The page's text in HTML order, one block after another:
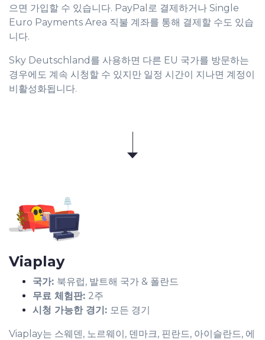
으면 가입할 수 있습니다. PayPal로 결제하거나 Single
Euro Payments Area 직불 계좌를 통해 결제할 수도 있습
니다.
Sky Deutschland를 사용하면 다른 EU 국가를 방문하는
경우에도 계속 시청할 수 있지만 일정 시간이 지나면 계정이
비활성화됩니다.
Viaplay
국가: 북유럽, 발트해 국가 & 폴란드
무료 체험판: 2주
시청 가능한 경기: 모든 경기
Viaplay는 스웨덴, 노르웨이, 덴마크, 핀란드, 아이슬란드, 에